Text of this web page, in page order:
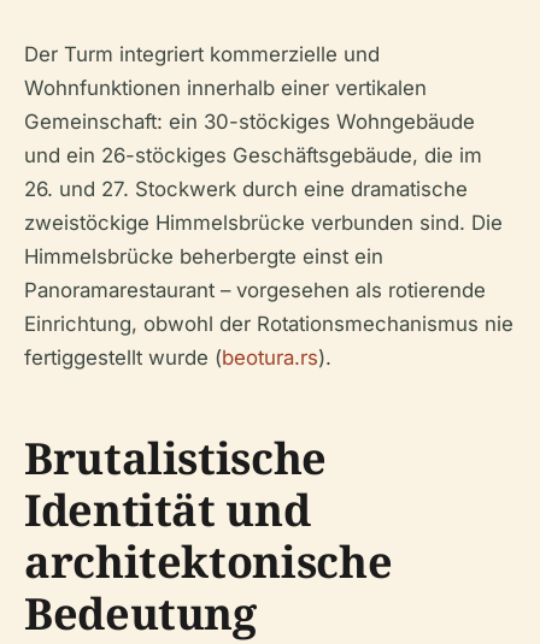
Der Turm integriert kommerzielle und
Wohnfunktionen innerhalb einer vertikalen
Gemeinschaft: ein 30-stöckiges Wohngebäude
und ein 26-stöckiges Geschäftsgebäude, die im
26. und 27. Stockwerk durch eine dramatische
zweistöckige Himmelsbrücke verbunden sind. Die
Himmelsbrücke beherbergte einst ein
Panoramarestaurant – vorgesehen als rotierende
Einrichtung, obwohl der Rotationsmechanismus nie
fertiggestellt wurde (beotura.rs).
Brutalistische
Identität und
architektonische
Bedeutung